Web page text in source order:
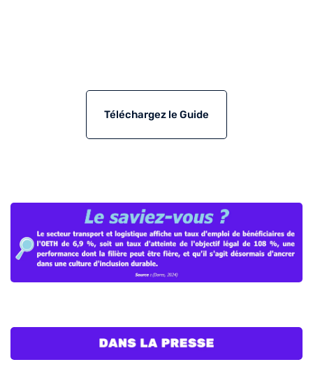
Téléchargez le Guide